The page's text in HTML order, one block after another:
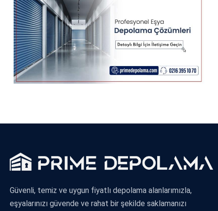
Güvenli, temiz ve uygun fiyatlı depolama alanlarımızla,
eşyalarınızı güvende ve rahat bir şekilde saklamanızı